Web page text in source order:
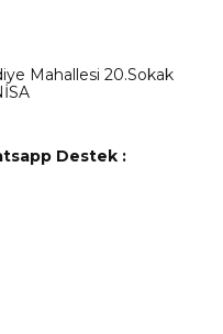
Mahallesi 20.Sokak
Destek :